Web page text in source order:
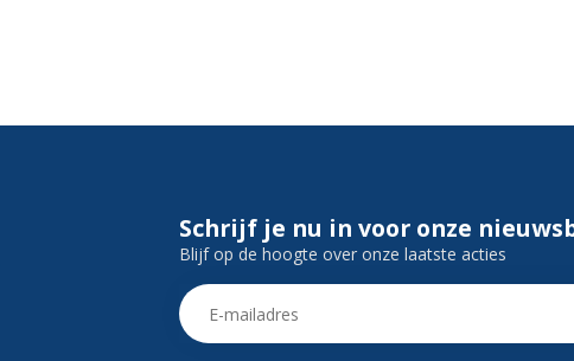
Schrijf je nu in voor onze
Blijf op de hoogte over onze laatste acties